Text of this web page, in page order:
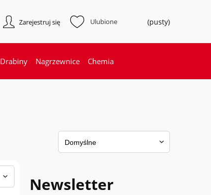
Zarejestruj się (pusty)
Drabiny Nagrzewnice Chemia
Newsletter